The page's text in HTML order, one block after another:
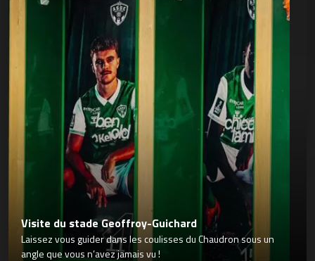
Visite du stade Geoffroy-Guichard
Laissez vous guider dans les coulisses du Chaudron sous un
angle que vous n’avez jamais vu !